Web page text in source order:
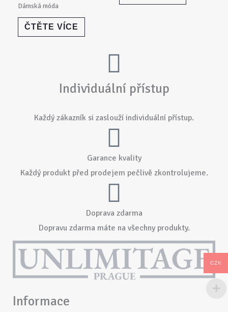
Dámská móda
ČTĚTE VÍCE
Individuální přístup
Každý zákazník si zaslouží individuální přístup.
Garance kvality
Každý produkt před prodejem pečlivě zkontrolujeme.
Doprava zdarma
Dopravu zdarma máte na všechny produkty.
Informace
CZK